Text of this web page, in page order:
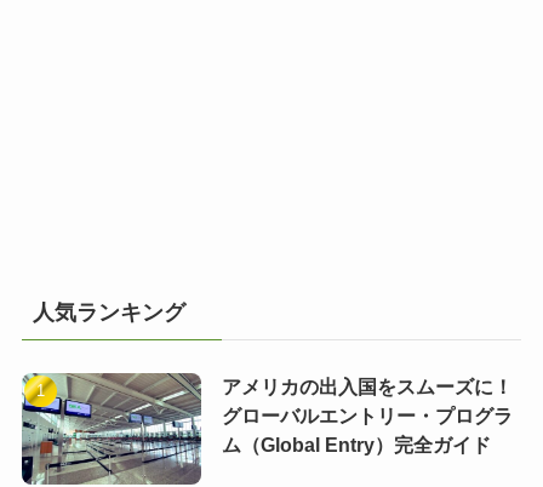
人気ランキング
アメリカの出入国をスムーズに！
グローバルエントリー・プログラ
ム（Global Entry）完全ガイド